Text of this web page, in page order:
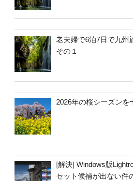
老夫婦で6泊7日で九州
その１
2026年の桜シーズンを
[解決] Windows版
セット候補が出ない件